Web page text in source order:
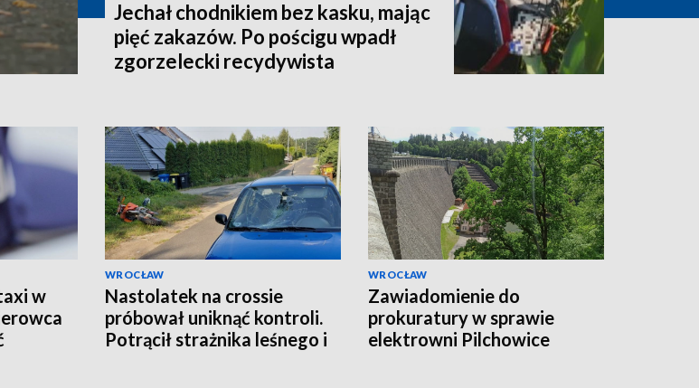
Jechał chodnikiem bez kasku, mając
pięć zakazów. Po pościgu wpadł
zgorzelecki recydywista
w
WROCŁAW
Nastolatek na crossie
próbował uniknąć kontroli.
Potrącił strażnika leśnego i
WROCŁAW
Zawiadomienie do
prokuratury w sprawie
elektrowni Pilchowice